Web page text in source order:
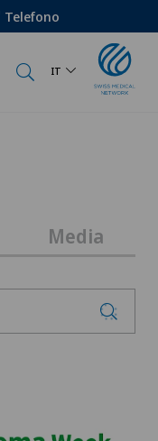
Telefono
IT
Media